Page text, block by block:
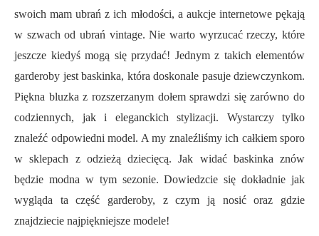
swoich mam ubrań z ich młodości, a aukcje internetowe pękają
w szwach od ubrań vintage. Nie warto wyrzucać rzeczy, które
jeszcze kiedyś mogą się przydać! Jednym z takich elementów
garderoby jest baskinka, która doskonale pasuje dziewczynkom.
Piękna bluzka z rozszerzanym dołem sprawdzi się zarówno do
codziennych, jak i eleganckich stylizacji. Wystarczy tylko
znaleźć odpowiedni model. A my znaleźliśmy ich całkiem sporo
w sklepach z odzieżą dziecięcą. Jak widać baskinka znów
będzie modna w tym sezonie. Dowiedzcie się dokładnie jak
wygląda ta część garderoby, z czym ją nosić oraz gdzie
znajdziecie najpiękniejsze modele!